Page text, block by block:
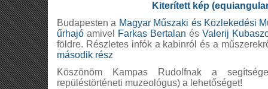
Kiterített kép
Budapesten a Magyar Műszaki és Közlekedési
űrhajó amivel Farkas Bertalan és Valerij
földre. Részletes infók a kabinról és a
második rész
Köszönöm Kampas Rudolfnak a
repüléstörténeti muzeológus) a lehetőséget!